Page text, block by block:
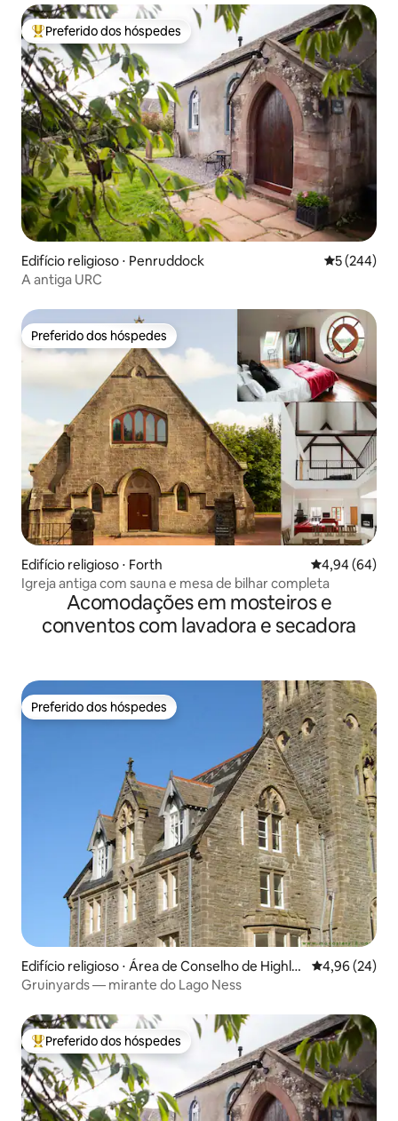
Entre os melhores preferidos dos hóspedes
Preferido dos hóspedes
Edifício religioso ⋅ Penruddock 5 de uma
5 (244)
A antiga URC
Preferido dos hóspedes
Preferido dos hóspedes
Edifício religioso ⋅ Forth 4,94 de uma
4,94 (64)
Igreja antiga com sauna e mesa de bilhar completa
Acomodações em mosteiros e
conventos com lavadora e secadora
Preferido dos hóspedes
Preferido dos hóspedes
Edifício religioso ⋅ Área de Conselho de Highla
nd
4,96 de uma
4,96 (24)
Gruinyards — mirante do Lago Ness
Entre os melhores preferidos dos hóspedes
Preferido dos hóspedes